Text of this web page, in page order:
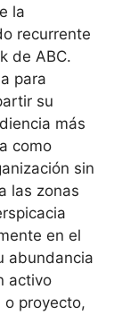
la
recurrente
de ABC.
para
su
más
como
sin
las zonas
en el
abundancia
activo
o proyecto,